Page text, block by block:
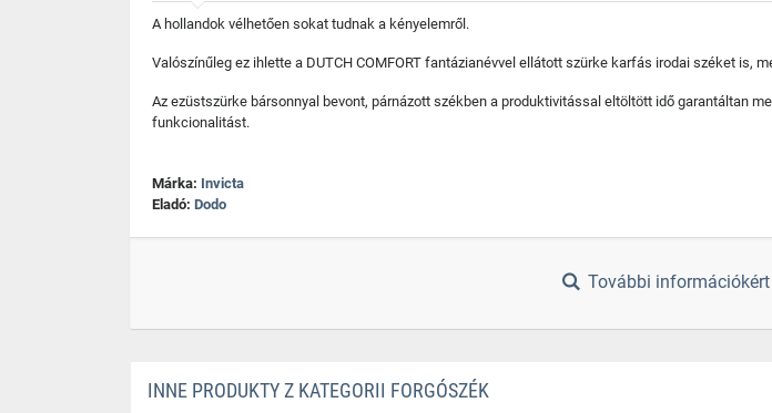
A hollandok vélhetően sokat tudnak a kényelemről.
Valószínűleg ez ihlette a DUTCH COMFORT fantázianévvel ellátott szürke karfás irodai széket is,
Az ezüstszürke bársonnyal bevont, párnázott székben a produktivitással eltöltött idő garantáltan
funkcionalitást.
Márka: Invicta
Eladó: Dodo
További
INNE PRODUKTY Z KATEGORII FORGÓSZÉK